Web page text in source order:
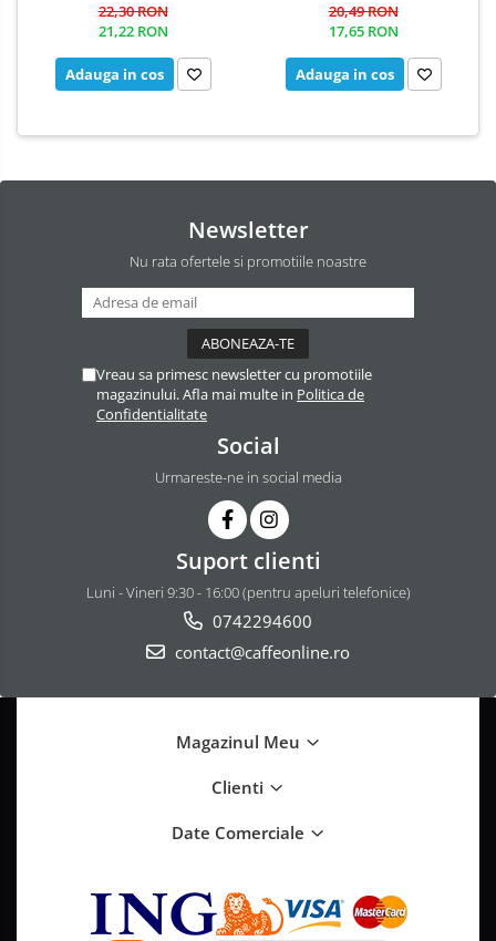
22,30 RON
21,22 RON
Adauga in cos
20,49 RON
17,65 RON
Adauga in cos
Newsletter
Nu rata ofertele si promotiile noastre
Vreau sa primesc newsletter cu promotiile
magazinului. Afla mai multe in Politica de
Confidentialitate
Social
Urmareste-ne in social media
Suport clienti
Luni - Vineri 9:30 - 16:00 (pentru apeluri telefonice)
0742294600
contact@caffeonline.ro
Magazinul Meu
Clienti
Date Comerciale